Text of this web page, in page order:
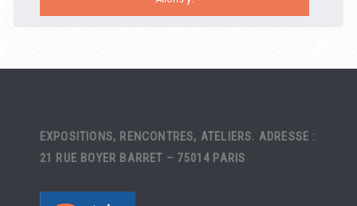
EXPOSITIONS, RENCONTRES, ATELIERS. ADRESSE :
21 RUE BOYER BARRET – 75014 PARIS